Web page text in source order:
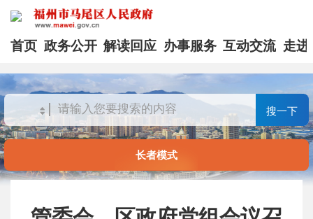
首页 政务公开 解读回应 办事服务 互动交流 走进
搜一下
长者模式